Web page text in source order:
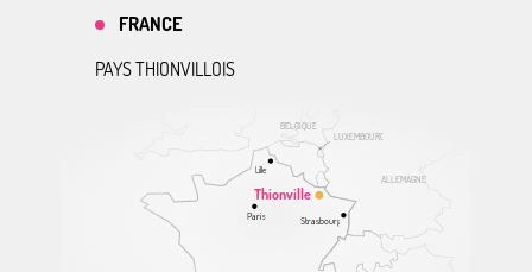
ALLEMAGNE
BELGIQUE
LUXEMBOURG
Thionville
Lille
Paris Strasbourg
FRANCE
PAYS THIONVILLOIS